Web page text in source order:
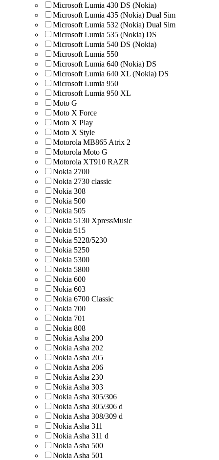
Microsoft Lumia 430 DS (Nokia)
Microsoft Lumia 435 (Nokia) Dual Sim
Microsoft Lumia 532 (Nokia) Dual Sim
Microsoft Lumia 535 (Nokia) DS
Microsoft Lumia 540 DS (Nokia)
Microsoft Lumia 550
Microsoft Lumia 640 (Nokia) DS
Microsoft Lumia 640 XL (Nokia) DS
Microsoft Lumia 950
Microsoft Lumia 950 XL
Moto G
Moto X Force
Moto X Play
Moto X Style
Motorola MB865 Atrix 2
Motorola Moto G
Motorola XT910 RAZR
Nokia 2700
Nokia 2730 classic
Nokia 308
Nokia 500
Nokia 505
Nokia 5130 XpressMusic
Nokia 515
Nokia 5228/5230
Nokia 5250
Nokia 5300
Nokia 5800
Nokia 600
Nokia 603
Nokia 6700 Classic
Nokia 700
Nokia 701
Nokia 808
Nokia Asha 200
Nokia Asha 202
Nokia Asha 205
Nokia Asha 206
Nokia Asha 230
Nokia Asha 303
Nokia Asha 305/306
Nokia Asha 305/306 d
Nokia Asha 308/309 d
Nokia Asha 311
Nokia Asha 311 d
Nokia Asha 500
Nokia Asha 501